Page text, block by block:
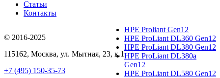
Статьи
Контакты
© 2016-2025
115162, Москва, ул. Мытная, 23, к.1
+7 (495) 150-35-73
HPE Proliant Gen12
HPE ProLiant DL360 Gen12
HPE ProLiant DL380 Gen12
HPE ProLiant DL380a
Gen12
HPE ProLiant DL580 Gen12